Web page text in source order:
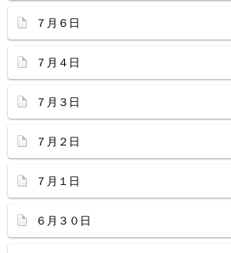
７月６日
７月４日
７月３日
７月２日
７月１日
６月３０日